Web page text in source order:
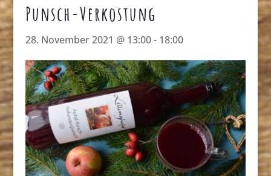
Punsch-Verkostung
28. November 2021 @ 13:00- 18:00